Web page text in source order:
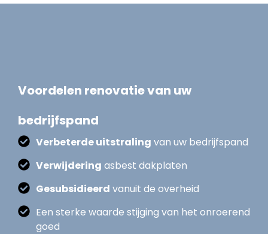
Voordelen renovatie van uw
bedrijfspand
Verbeterde uitstraling van uw bedrijfspand
Verwijdering asbest dakplaten
Gesubsidieerd vanuit de overheid
Een sterke waarde stijging van het onroerend
goed